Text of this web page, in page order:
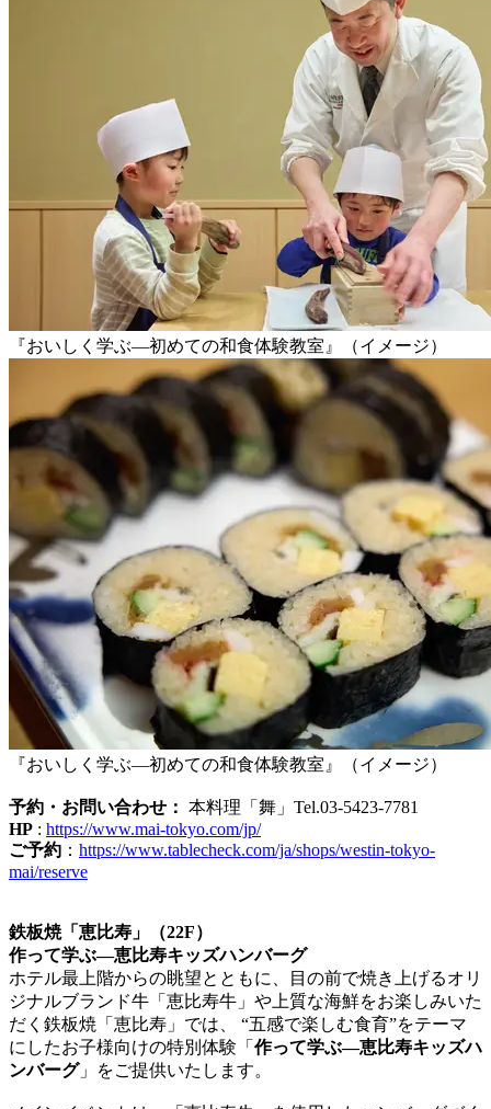
『おいしく学ぶ―初めての和食体験教室』（イメージ）
『おいしく学ぶ―初めての和食体験教室』（イメージ）
予約・お問い合わせ： 本料理「舞」Tel.03-5423-7781
HP : https://www.mai-tokyo.com/jp/
ご予約 ： https://www.tablecheck.com/ja/shops/westin-tokyo-
mai/reserve
鉄板焼「恵比寿」（22F）
作って学ぶ―恵比寿キッズハンバーグ
ホテル最上階からの眺望とともに、目の前で焼き上げるオリ
ジナルブランド牛「恵比寿牛」や上質な海鮮をお楽しみいた
だく鉄板焼「恵比寿」では、 “五感で楽しむ食育”をテーマ
にしたお子様向けの特別体験「 作って学ぶ―恵比寿キッズハ
ンバーグ」をご提供いたします。